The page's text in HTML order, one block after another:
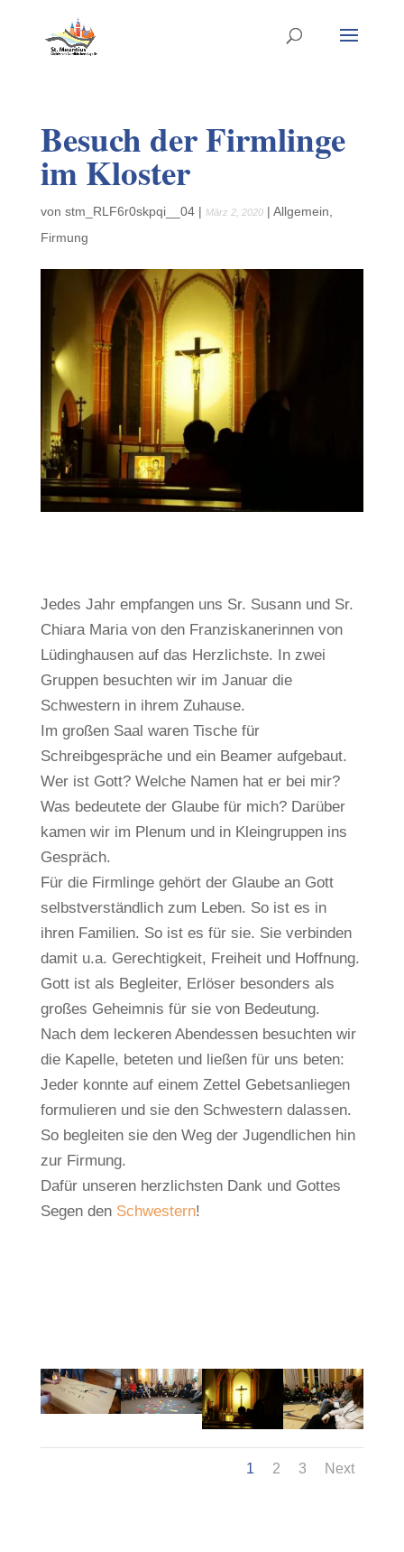
Besuch der Firmlinge
im Kloster
von stm_RLF6r0skpqi__04| März 2, 2020| Allgemein
Firmung
Jedes Jahr empfangen uns Sr. Susann und Sr.
Chiara Maria von den Franziskanerinnen von
Lüdinghausen auf das Herzlichste. In zwei
Gruppen besuchten wir im Januar die
Schwestern in ihrem Zuhause.
Im großen Saal waren Tische für
Schreibgespräche und ein Beamer aufgebaut.
Wer ist Gott? Welche Namen hat er bei mir?
Was bedeutete der Glaube für mich? Darüber
kamen wir im Plenum und in Kleingruppen ins
Gespräch.
Für die Firmlinge gehört der Glaube an Gott
selbstverständlich zum Leben. So ist es in
ihren Familien. So ist es für sie. Sie verbinden
damit u.a. Gerechtigkeit, Freiheit und Hoffnung.
Gott ist als Begleiter, Erlöser besonders als
großes Geheimnis für sie von Bedeutung.
Nach dem leckeren Abendessen besuchten wir
die Kapelle, beteten und ließen für uns beten:
Jeder konnte auf einem Zettel Gebetsanliegen
formulieren und sie den Schwestern dalassen.
So begleiten sie den Weg der Jugendlichen hin
zur Firmung.
Dafür unseren herzlichsten Dank und Gottes
Segen den Schwestern!
1 2 3 Next